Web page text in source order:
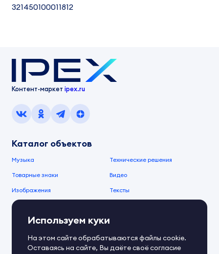
321450100011812
Контент-маркет ipex.ru
Каталог объектов
Музыка Технические решения
Товарные знаки Видео
Изображения Тексты
О компании
О сервисе
Документы IPEX Справочный центр
Контакты Обратная связь
Используем куки
На этом сайте обрабатываются файлы cookie.
Оставаясь на сайте, Вы даёте своё согласие